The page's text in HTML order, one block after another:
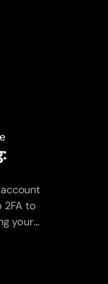
2FA to
your